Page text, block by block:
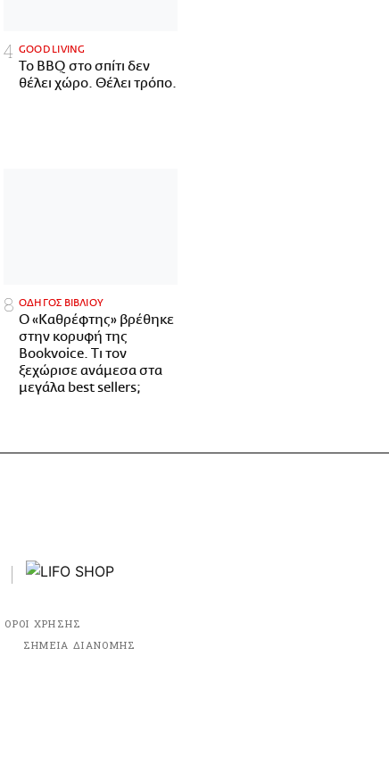
GOOD LIVING
Το BBQ στο σπίτι δεν
θέλει χώρο. Θέλει τρόπο.
ΟΔΗΓΟΣ ΒΙΒΛΙΟΥ
Ο «Καθρέφτης» βρέθηκε
στην κορυφή της
Bookvoice. Τι τον
ξεχώρισε ανάμεσα στα
μεγάλα best sellers;
ΟΡΟΙ ΧΡΗΣΗΣ
ΣΗΜΕΙΑ ΔΙΑΝΟΜΗΣ